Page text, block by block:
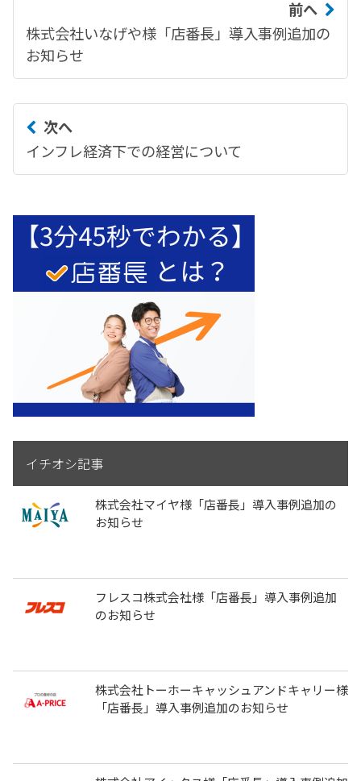
前へ
株式会社いなげや様「店番長」導入事例追加の
お知らせ
次へ
インフレ経済下での経営について
イチオシ記事
株式会社マイヤ様「店番長」導入事例追加の
お知らせ
フレスコ株式会社様「店番長」導入事例追加
のお知らせ
株式会社トーホーキャッシュアンドキャリー様
「店番長」導入事例追加のお知らせ